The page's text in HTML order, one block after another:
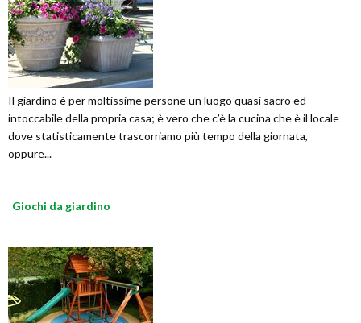
Il giardino è per moltissime persone un luogo quasi sacro ed
intoccabile della propria casa; è vero che c’è la cucina che è il locale
dove statisticamente trascorriamo più tempo della giornata,
oppure...
Giochi da giardino